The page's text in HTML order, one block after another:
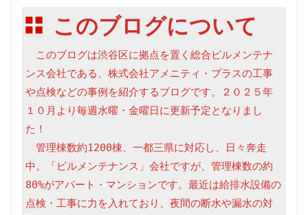
このブログについて
このブログは渋谷区に拠点を置く総合ビルメンテナ
ンス会社である、株式会社アメニティ・プラスの工事
や点検などの事例を紹介するブログです。２０２５年
１０月より毎週水曜・金曜日に更新予定となりまし
た！
管理棟数約1200棟、一都三県に対応し、日々奔走
中。「ビルメンテナンス」会社ですが、管理棟数の約
80%がアパート・マンションです。最近は給排水設備の
点検・工事に力を入れており、夜間の断水や漏水の対